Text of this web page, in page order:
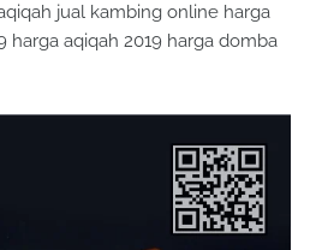
aqiqah 2019 harga domba